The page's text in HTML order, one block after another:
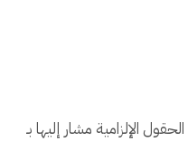
الحقول الإلزامية مشار إليها بـ